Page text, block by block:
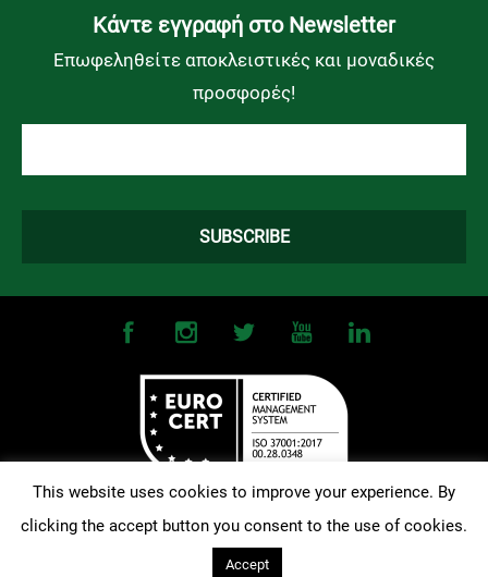
Kάντε εγγραφή στο Newsletter
Επωφεληθείτε αποκλειστικές και μοναδικές
προσφορές!
©2026OMONOIA FC. All Rights Reserved | Terms and Conditions|
| Designed and Developed by
This website uses cookies to improve your experience. By
clicking the accept button you consent to the use of cookies.
Accept